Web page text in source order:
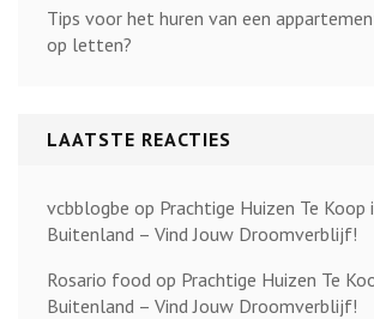
Tips voor het huren van een
op letten?
LAATSTE REACTIES
vcbblogbe op Prachtige Huizen Te Koop
Buitenland – Vind Jouw Droomverblijf!
Rosario food op Prachtige Huizen Te
Buitenland – Vind Jouw Droomverblijf!